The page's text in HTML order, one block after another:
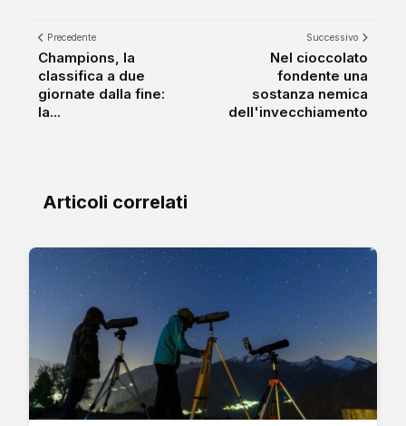
Precedente
Champions, la
classifica a due
giornate dalla fine:
la...
Successivo
Nel cioccolato
fondente una
sostanza nemica
dell'invecchiamento
Articoli correlati